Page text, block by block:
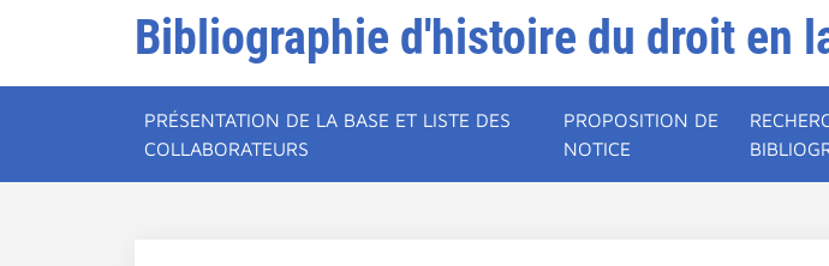
Bibliographie d'histoire du droit en
PRÉSENTATION DE LA BASE ET LISTE DES
COLLABORATEURS
PROPOSITION DE
NOTICE